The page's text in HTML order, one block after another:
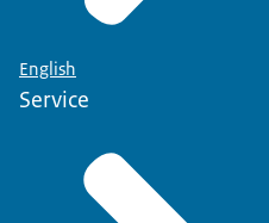
English
Service